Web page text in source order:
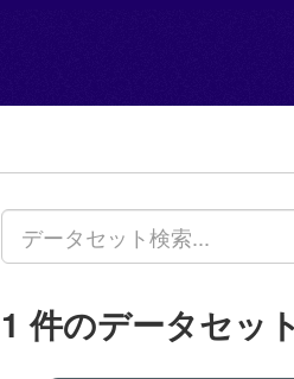
1 件のデータセッ